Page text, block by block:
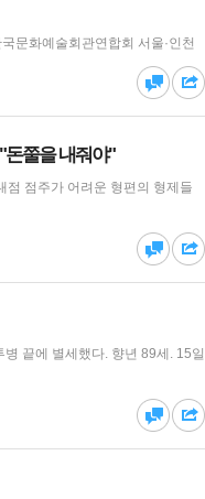
댓글 공유
댓글 공유
댓글 공유
문화예술회관연합회 서울·인천
쭐을 내줘야"
점 점주가 어려운 형편의 형제들
끝에 별세했다. 향년 89세. 15일